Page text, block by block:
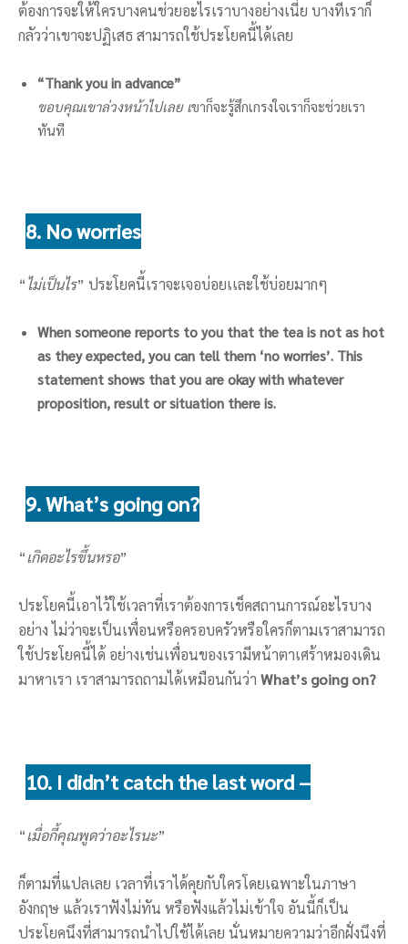
ต้องการจะให้ใครบางคนช่วยอะไรเราบางอย่างเนี่ย บางทีเราก็
กลัวว่าเขาจะปฏิเสธ สามารถใช้ประโยคนี้ได้เลย
“Thank you in advance”
ขอบคุณเขาล่วงหน้าไปเลย เขาก็จะรู้สึกเกรงใจเราก็จะช่วยเรา
ทันที
8. No worries
“ไม่เป็นไร” ประโยคนี้เราจะเจอบ่อยเเละใช้บ่อยมากๆ
When someone reports to you that the tea is not as hot
as they expected, you can tell them ‘no worries’. This
statement shows that you are okay with whatever
proposition, result or situation there is.
9. What’s going on?
“เกิดอะไรขึ้นหรอ”
ประโยคนี้เอาไว้ใช้เวลาที่เราต้องการเช็คสถานการณ์อะไรบาง
อย่าง ไม่ว่าจะเป็นเพื่อนหรือครอบครัวหรือใครก็ตามเราสามารถ
ใช้ประโยคนี้ได้ อย่างเช่นเพื่อนของเรามีหน้าตาเศร้าหมองเดิน
มาหาเรา เราสามารถถามได้เหมือนกันว่า What’s going on?
10. I didn’t catch the last word –
“เมื่อกี้คุณพูดว่าอะไรนะ”
ก็ตามที่แปลเลย เวลาที่เราได้คุยกับใครโดยเฉพาะในภาษา
อังกฤษ แล้วเราฟังไม่ทัน หรือฟังแล้วไม่เข้าใจ อันนี้ก็เป็น
ประโยคนึงที่สามารถนำไปใช้ได้เลย นั่นหมายความว่าอีกฝั่งนึงที่